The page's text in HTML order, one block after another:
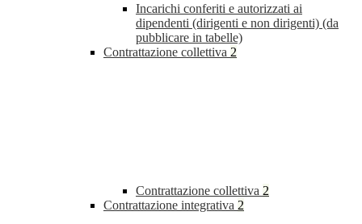
Incarichi conferiti e autorizzati ai
dipendenti (dirigenti e non dirigenti) (da
pubblicare in tabelle)
Contrattazione collettiva 2
Contrattazione collettiva 2
Contrattazione integrativa 2